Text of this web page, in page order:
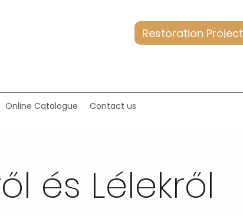
Restoration Project
Online Catalogue Contact us
és Lélekről